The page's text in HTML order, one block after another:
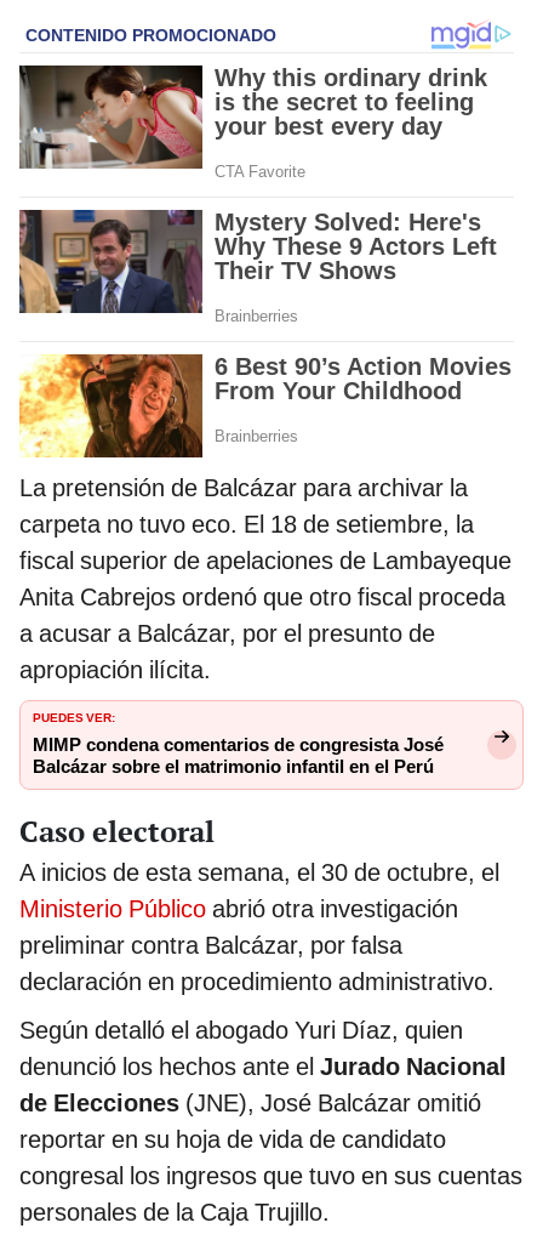
La pretensión de Balcázar para archivar la
carpeta no tuvo eco. El 18 de setiembre, la
fiscal superior de apelaciones de Lambayeque
Anita Cabrejos ordenó que otro fiscal proceda
a acusar a Balcázar, por el presunto de
apropiación ilícita.
PUEDES VER:
MIMP condena comentarios de congresista José
Balcázar sobre el matrimonio infantil en el Perú
Caso electoral
A inicios de esta semana, el 30 de octubre, el
Ministerio Público abrió otra investigación
preliminar contra Balcázar, por falsa
declaración en procedimiento administrativo.
Según detalló el abogado Yuri Díaz, quien
denunció los hechos ante el Jurado Nacional
de Elecciones (JNE), José Balcázar omitió
reportar en su hoja de vida de candidato
congresal los ingresos que tuvo en sus cuentas
personales de la Caja Trujillo.